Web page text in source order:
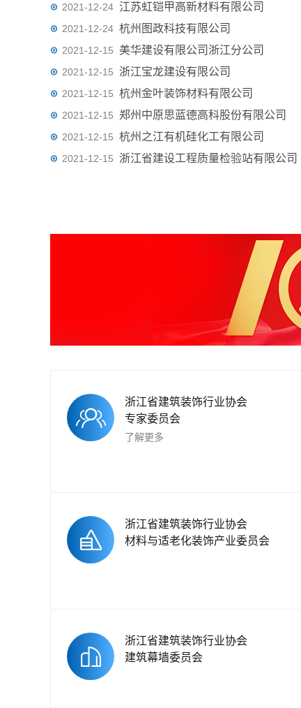
2021-12-24 江苏虹铠甲高新材料有限公司
2021-12-24 杭州图政科技有限公司
2021-12-15 美华建设有限公司浙江分公司
2021-12-15 浙江宝龙建设有限公司
2021-12-15 杭州金叶装饰材料有限公司
2021-12-15 郑州中原思蓝德高科股份有限公司
2021-12-15 杭州之江有机硅化工有限公司
2021-12-15 浙江省建设工程质量检验站有限公司
浙江省建筑装饰行业协会
专家委员会
了解更多
浙江省建筑装饰行业协会
材料与适老化装饰产业委员会
浙江省建筑装饰行业协会
建筑幕墙委员会